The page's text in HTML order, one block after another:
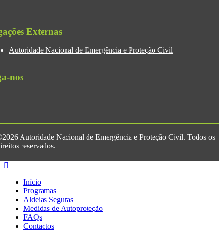
Externas
Autoridade Nacional de Emergência e Proteção Civil
nos
Autoridade Nacional de Emergência e Proteção Civil. Todos os
reservados.
Início
Programas
Aldeias Seguras
Medidas de Autoproteção
FAQs
Contactos